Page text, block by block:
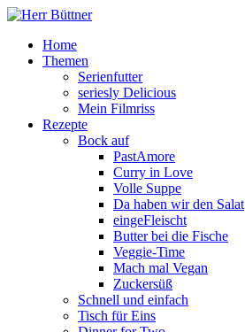
Home
Themen
Serienfutter
seriesly Delicious
Mein Filmriss
Rezepte
Bock auf
PastAmore
Curry in Love
Volle Suppe
Da haben wir den Salat
eingeFleischt
Butter bei die Fische
Veggie-Time
Mach mal Vegan
Zuckersüß
Schnell und einfach
Tisch für Eins